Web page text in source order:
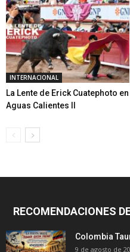
INTERNACIONAL
La Lente de Erick Cuatephoto en
Aguas Calientes II
RECOMENDACIONES
Colombia
9 de agosto de